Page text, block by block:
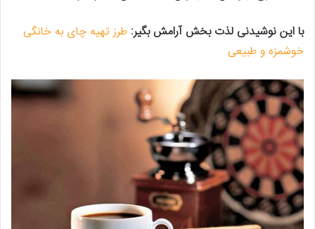
با این نوشیدنی لذت بخش آرامش بگیر: طرز تهیه چای به خانگی
خوشمزه و طبیعی